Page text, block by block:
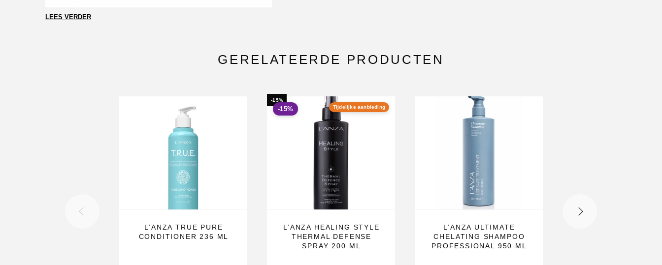
Herstelt beschadigd haar van binnenuit met keratine en
Geeft het haar een natuurlijke glans en zachtheid.
Geschikt voor alle haartypes, vooral droog en chemisch
Vrij van sulfaten, parabenen en gluten.
Breng een ruime hoeveelheid aan op handdoekdroog haar.
Laat 5 tot 10 minuten inwerken, afhankelijk van de
LEES VERDER
GERELATEERDE PRODUCTEN
L’ANZA TRUE PURE
CONDITIONER 236 ML
-15%
Tijdelijke aanbieding
-15%
L’ANZA HEALING STYLE
THERMAL DEFENSE
SPRAY 200 ML
L’ANZA ULTIMATE
CHELATING SHAMPOO
PROFESSIONAL 950 ML